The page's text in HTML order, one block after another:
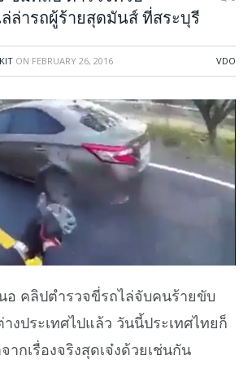
ล่ล่ารถผู้ร้ายสุดมันส์ ที่สระบุรี
ON FEBRUARY 26, 2016 VDO
นอ คลิปตำรวจขี่รถไล่จับคนร้ายขับ
งประเทศไปแล้ว วันนี้ประเทศไทยก็
ากเรื่องจริงสุดเจ๋งด้วยเช่นกัน